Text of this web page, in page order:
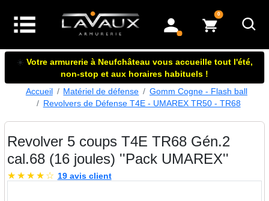
mon compte
0articles dans le panier
☀️ Votre armurerie à Neufchâteau vous accueille tout l'été,
non-stop et aux horaires habituels !
Accueil
Matériel de défense
Gomm Cogne - Flash ball
Revolvers de Défense T4E - UMAREX TR50 - TR68
Revolver 5 coups T4E TR68 Gén.2
cal.68 (16 joules) ''Pack UMAREX''
★ ★ ★ ★ ☆ 19 avis client